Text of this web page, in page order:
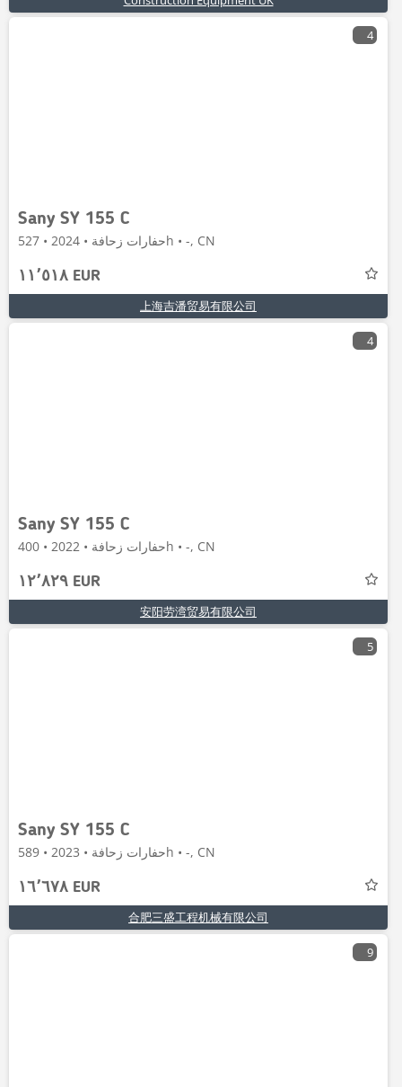
4
Sany SY 155 C
حفارات زحافة • 2024 • 527h • -, CN
١١٬٥١٨ EUR
上海吉潘贸易有限公司
4
Sany SY 155 C
حفارات زحافة • 2022 • 400h • -, CN
١٢٬٨٢٩ EUR
安阳劳湾贸易有限公司
5
Sany SY 155 C
حفارات زحافة • 2023 • 589h • -, CN
١٦٬٦٧٨ EUR
合肥三盛工程机械有限公司
9